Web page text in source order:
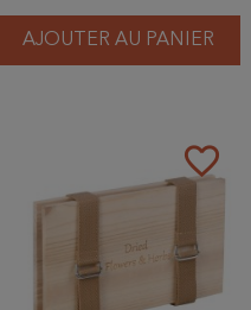
AJOUTER AU PANIER
favorite_border